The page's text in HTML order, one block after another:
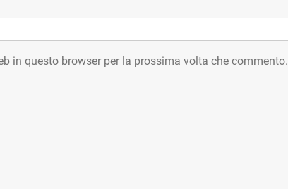
in questo browser per la prossima volta che commento.